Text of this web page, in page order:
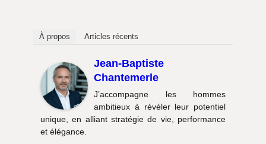
À propos Articles récents
Jean-Baptiste
Chantemerle
J’accompagne les hommes
ambitieux à révéler leur potentiel
unique, en alliant stratégie de vie, performance
et élégance.